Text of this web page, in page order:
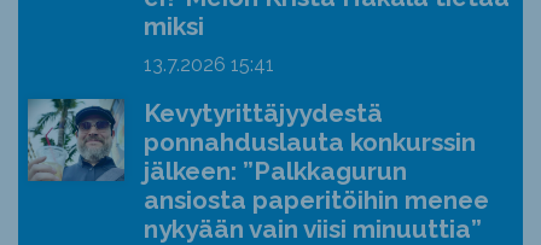
miksi
13.7.2026 15:41
Kevytyrittäjyydestä
ponnahduslauta konkurssin
jälkeen: ”Palkkagurun
ansiosta paperitöihin menee
nykyään vain viisi minuuttia”